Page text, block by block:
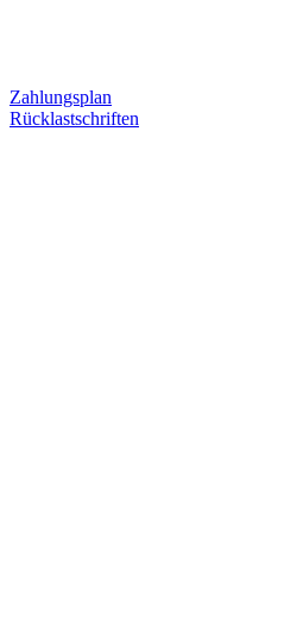
Zahlungsplan
Rücklastschriften